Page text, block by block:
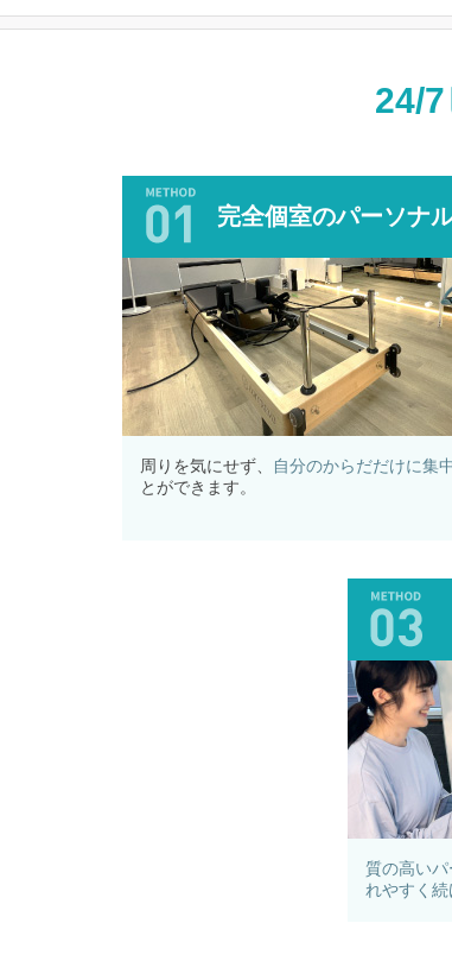
24/
完全個室のパーソナ
周りを気にせず、 自分のからだだけに集中
とができます。
質の高い
れやすく続